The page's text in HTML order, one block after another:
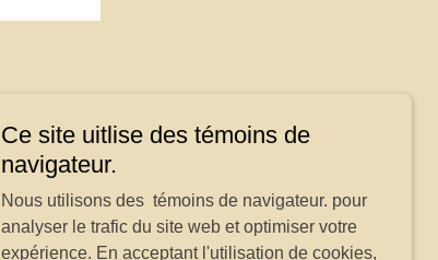
Ce site uitlise des témoins de
navigateur.
Nous utilisons des témoins de navigateur. pour
analyser le trafic du site web et optimiser votre
expérience. En acceptant l'utilisation de cookies,